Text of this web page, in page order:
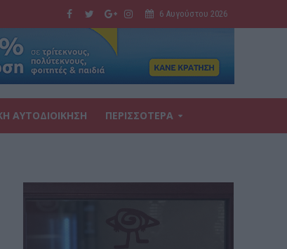
6 Αυγούστου 2026
ΑΥΤΟΔΙΟΙΚΗΣΗ ΠΕΡΙΣΣΟΤΕΡΑ